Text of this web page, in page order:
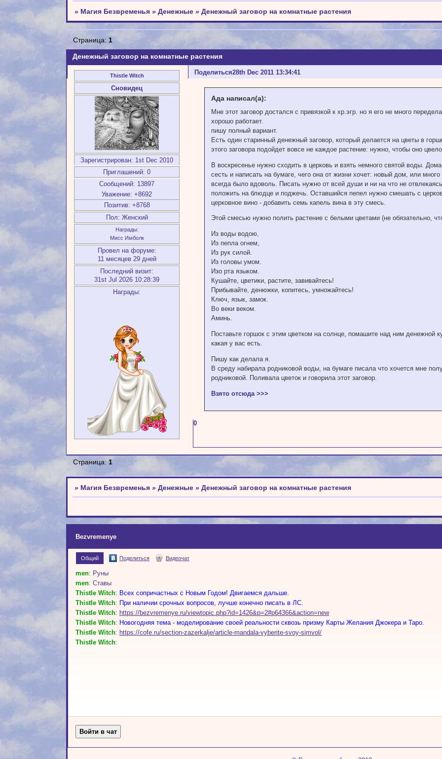
» Магия Безвременья »Денежные »Денежный заговор на комнатные растения
Денежный заговор на комнатные растения
Страница: 1
Поделиться28th Dec 2011 13:34:41
Thistle Witch
Сновидец
Зарегистрирован: 1st Dec 2010
Приглашений: 0
Сообщений: 13897
Уважение: +8692
Позитив: +8768
Пол: Женский
Награды:
Мисс Имболк
Провел на форуме:
11 месяцев 29 дней
Последний визит:
31st Jul 2026 10:28:39
Награды:
Ада написал(а):
Мне этот заговор достался с привязкой к хр.эгр. но я его не много
хорошо работает.
пишу полный вариант.
Есть один старинный денежный заговор, который делается на цветы в
этого заговора подойдет вовсе не каждое растение: нужно, чтобы оно
В воскресенье нужно сходить в церковь и взять немного святой воды.
сесть и написать на бумаге, чего она от жизни хочет: новый дом, или
всегда было вдоволь. Писать нужно от всей души и ни на что не
положить на блюдце и поджечь. Оставшийся пепел нужно смешать с
церковное вино - добавить семь капель вина в эту смесь.
Этой смесью нужно полить растение с белыми цветами (не обязательно,
Из воды водою,
Из пепла огнем,
Из рук силой.
Из головы умом.
Изо рта языком.
Кушайте, цветики, растите, завивайтесь!
Прибывайте, денюжки, копитесь, умножайтесь!
Ключ, язык, замок.
Во веки веком.
Аминь.
Поставьте горшок с этим цветком на солнце, помашите над ним денежной
какая у вас есть.
Пишу как делала я.
В среду набирала родниковой воды, на бумаге писала что хочется мне
родниковой. Поливала цветок и говорила этот заговор.
Взято отсюда >>>
0
Страница:1
» Магия Безвременья »Денежные »Денежный заговор на комнатные растения